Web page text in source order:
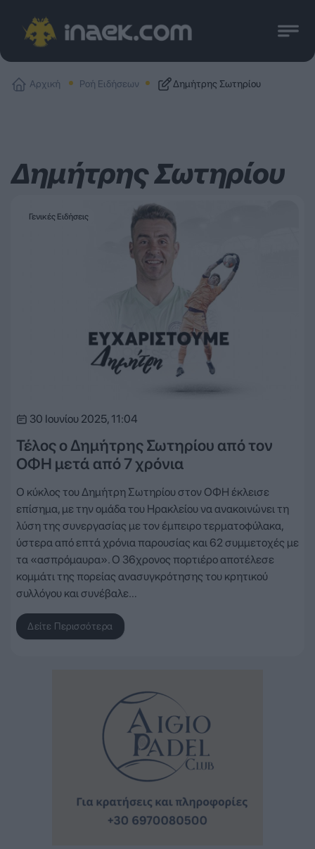
Αρχική Ροή Ειδήσεων Δημήτρης Σωτηρίου
Δημήτρης Σωτηρίου
Γενικές Ειδήσεις
30 Ιουνίου 2025, 11:04
Τέλος ο Δημήτρης Σωτηρίου από τον
ΟΦΗ μετά από 7 χρόνια
Ο κύκλος του Δημήτρη Σωτηρίου στον ΟΦΗ έκλεισε
επίσημα, με την ομάδα του Ηρακλείου να ανακοινώνει τη
λύση της συνεργασίας με τον έμπειρο τερματοφύλακα,
ύστερα από επτά χρόνια παρουσίας και 62 συμμετοχές με
τα «ασπρόμαυρα». Ο 36χρονος πορτιέρο αποτέλεσε
κομμάτι της πορείας ανασυγκρότησης του κρητικού
συλλόγου και συνέβαλε…
Δείτε Περισσότερα